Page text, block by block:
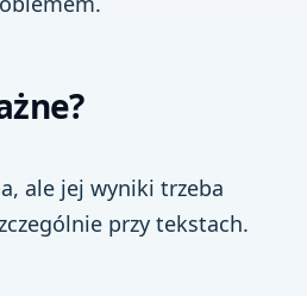
ale jej wyniki trzeba
przy tekstach.